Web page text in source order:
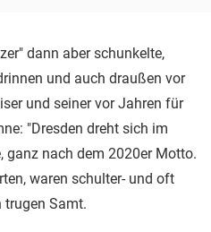
dann aber schunkelte,
und auch draußen vor
und seiner vor Jahren für
"Dresden dreht sich im
ganz nach dem 2020er Motto.
waren schulter- und oft
trugen Samt.